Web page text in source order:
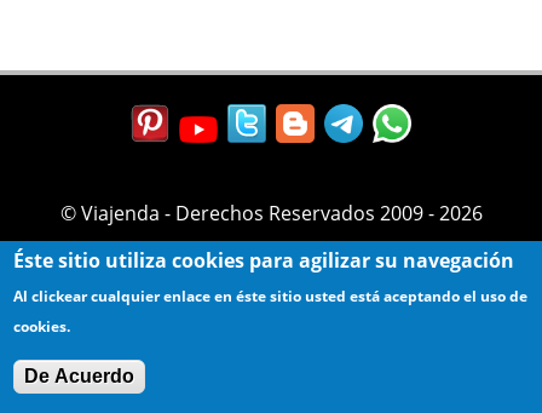
© Viajenda - Derechos Reservados 2009 - 2026
Éste sitio utiliza cookies para agilizar su navegación
Al clickear cualquier enlace en éste sitio usted está aceptando el uso de
cookies.
De Acuerdo